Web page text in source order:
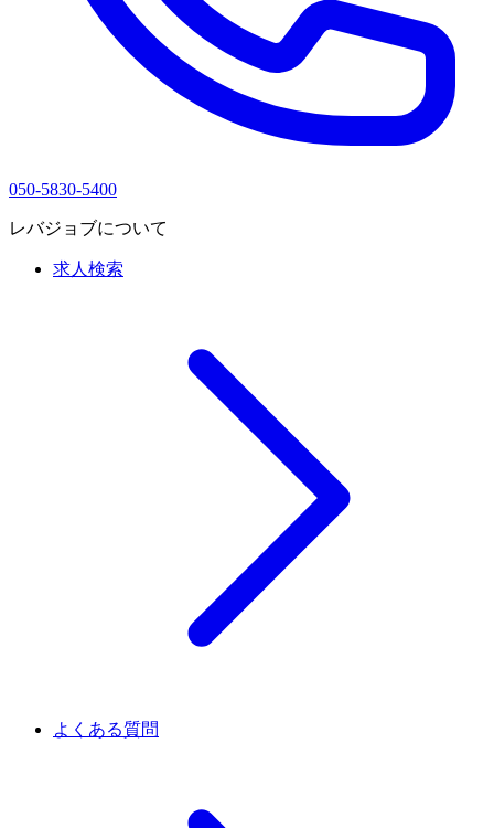
050-5830-5400
レバジョブについて
求人検索
よくある質問